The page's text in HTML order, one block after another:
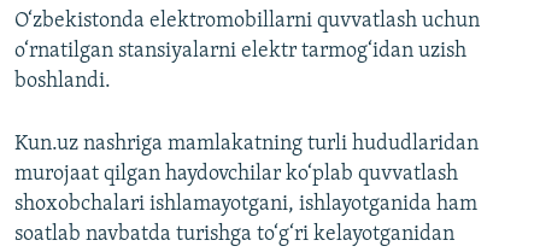
O‘zbekistonda elektromobillarni quvvatlash uchun
o‘rnatilgan stansiyalarni elektr tarmog‘idan uzish
boshlandi.
Kun.uz nashriga mamlakatning turli hududlaridan
murojaat qilgan haydovchilar ko‘plab quvvatlash
shoxobchalari ishlamayotgani, ishlayotganida ham
soatlab navbatda turishga to‘g‘ri kelayotganidan